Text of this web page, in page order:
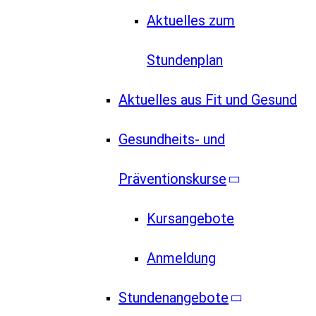
Aktuelles zum
Stundenplan
Aktuelles aus Fit und Gesund
Gesundheits- und
Präventionskurse
Kursangebote
Anmeldung
Stundenangebote